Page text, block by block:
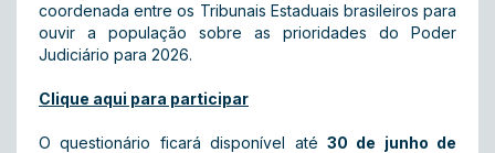
coordenada entre os Tribunais Estaduais brasileiros para
ouvir a população sobre as prioridades do Poder
Judiciário para 2026.
Clique aqui para participar
O questionário ficará disponível até 30 de junho de